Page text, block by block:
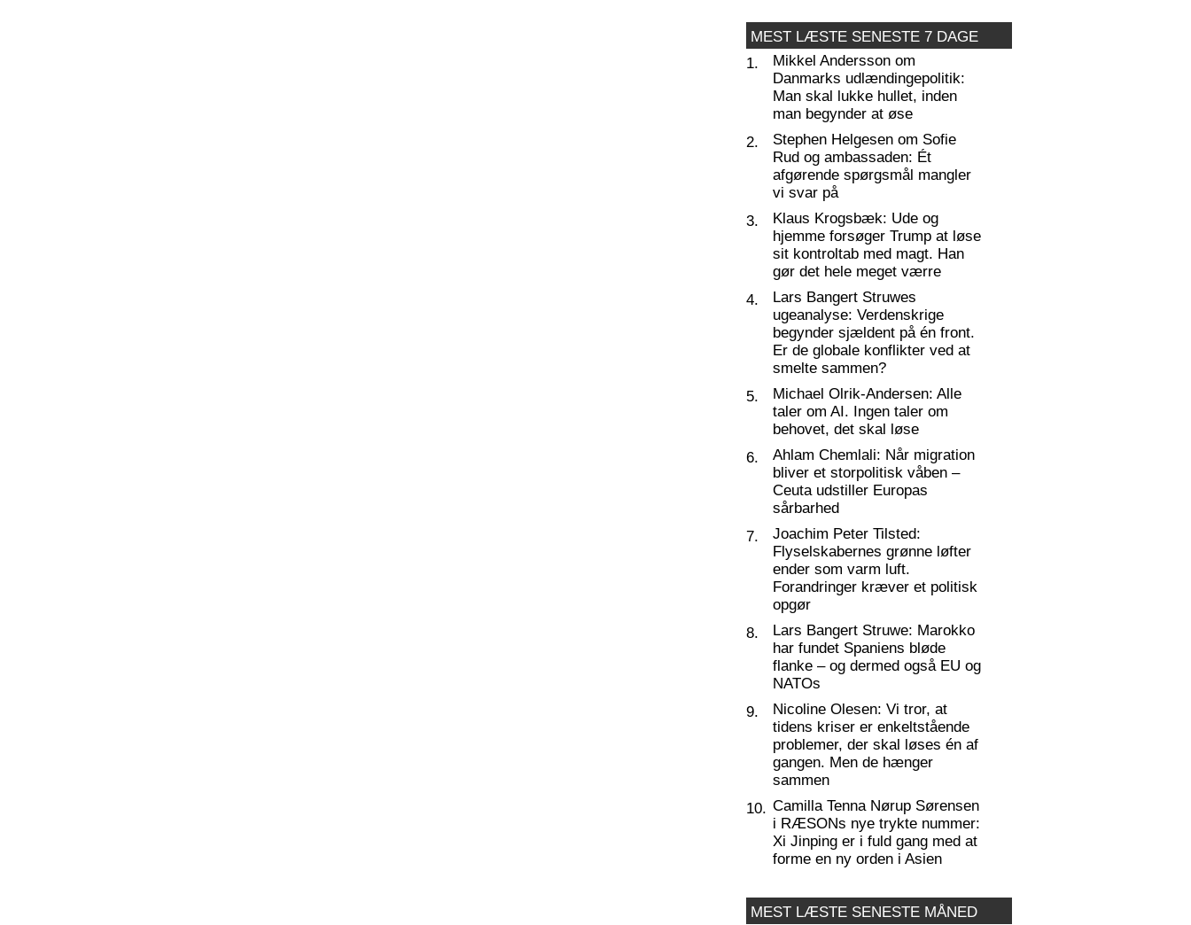
MEST LÆSTE SENESTE 7 DAGE
1.
Mikkel Andersson om
Danmarks udlændingepolitik:
Man skal lukke hullet, inden
man begynder at øse
2.
Stephen Helgesen om Sofie
Rud og ambassaden: Ét
afgørende spørgsmål mangler
vi svar på
3.
Klaus Krogsbæk: Ude og
hjemme forsøger Trump at løse
sit kontroltab med magt. Han
gør det hele meget værre
4.
Lars Bangert Struwes
ugeanalyse: Verdenskrige
begynder sjældent på én front.
Er de globale konflikter ved at
smelte sammen?
5.
Michael Olrik-Andersen: Alle
taler om AI. Ingen taler om
behovet, det skal løse
6.
Ahlam Chemlali: Når migration
bliver et storpolitisk våben –
Ceuta udstiller Europas
sårbarhed
7.
Joachim Peter Tilsted:
Flyselskabernes grønne løfter
ender som varm luft.
Forandringer kræver et politisk
opgør
8.
Lars Bangert Struwe: Marokko
har fundet Spaniens bløde
flanke – og dermed også EU og
NATOs
9.
Nicoline Olesen: Vi tror, at
tidens kriser er enkeltstående
problemer, der skal løses én af
gangen. Men de hænger
sammen
10. Camilla Tenna Nørup Sørensen
i RÆSONs nye trykte nummer:
Xi Jinping er i fuld gang med at
forme en ny orden i Asien
MEST LÆSTE SENESTE MÅNED